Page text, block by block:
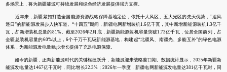
多场景上，将为新疆能源可持续发展和绿色经济发展提供强力支撑。
近年来，新疆紧扣打造全国能源资源战略保障基地定位，依托十大风区、五大光区的先天优势，“追风
逐日”的新能源发展步入快车道。“十四五”期间，新疆电网新增装机1.6亿千瓦，其中新增新能源装机1.3亿千
瓦，占新增装机总量的81%。截至2026年2月底，新疆新能源装机容量突破1.73亿千瓦，位居全国前列，占
全疆总装机容量的60%以上，6个千万千瓦级新能源基地，构建起“北疆风、南疆光、多能互补”的绿色电源
体系，为新能源发电量稳步增长提供了充足电源保障。
如今的新疆，正向新能源时代的关键枢纽跃升，新能源迎来战略窗口期。数据统计显示，2025年新疆新
能源发电量达1467亿千瓦时，同比增长22.3%；2026年一季度，新疆电网新能源发电量达381亿千瓦时，同